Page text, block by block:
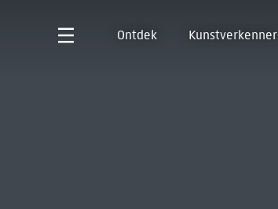
Ontdek Kunstverkenner